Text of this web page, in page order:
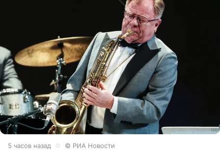
5 часов назад © РИА Новости